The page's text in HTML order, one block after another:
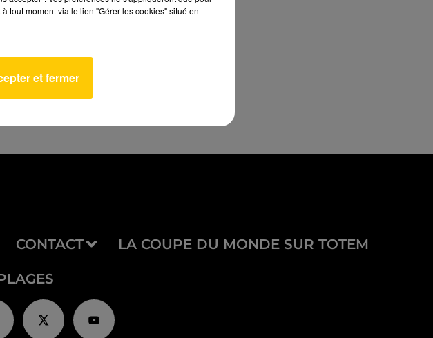
CONTACT LA COUPE DU MONDE SUR TOTEM
tout moment via le lien "Gérer les cookies" situé en
et fermer